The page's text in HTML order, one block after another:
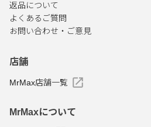
返品について
よくあるご質問
お問い合わせ・ご意見
店舗
MrMax店舗一覧
MrMaxについて